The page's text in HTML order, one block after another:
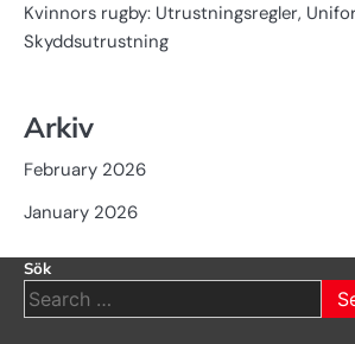
Kvinnors rugby: Utrustningsregler,
Skyddsutrustning
Arkiv
February 2026
January 2026
Sök
Search
for: